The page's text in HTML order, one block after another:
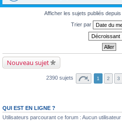
Afficher les sujets publiés depuis
Trier par
Nouveau sujet
2390 sujets 1 2 3
QUI EST EN LIGNE ?
Utilisateurs parcourant ce forum : Aucun